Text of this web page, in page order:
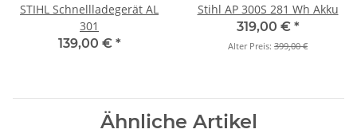
STIHL Schnellladegerät AL
301
139,00 € *
Stihl AP 300S 281 Wh Akku
319,00 € *
Alter Preis: 399,00 €
Ähnliche Artikel